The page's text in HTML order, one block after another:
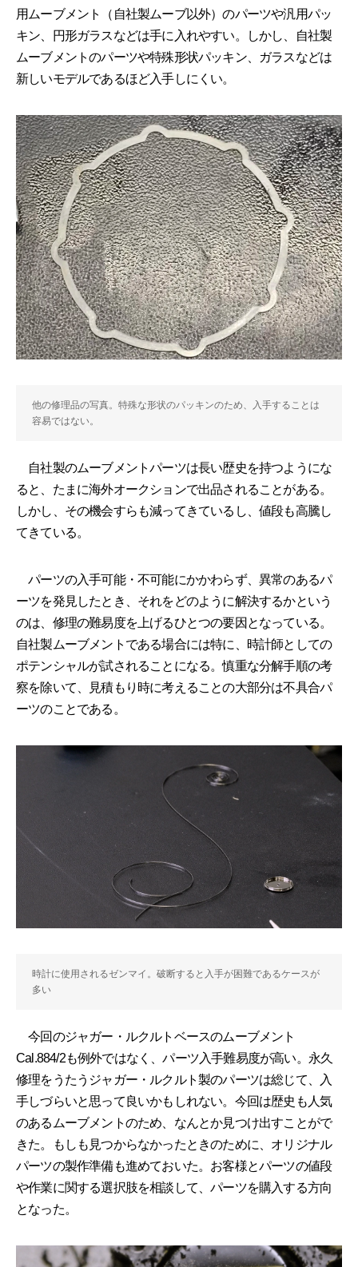
用ムーブメント（自社製ムーブ以外）のパーツや汎用パッ
キン、円形ガラスなどは手に入れやすい。しかし、自社製
ムーブメントのパーツや特殊形状パッキン、ガラスなどは
新しいモデルであるほど入手しにくい。
他の修理品の写真。特殊な形状のパッキンのため、入手することは
容易ではない。
自社製のムーブメントパーツは長い歴史を持つようにな
ると、たまに海外オークションで出品されることがある。
しかし、その機会すらも減ってきているし、値段も高騰し
てきている。
パーツの入手可能・不可能にかかわらず、異常のあるパ
ーツを発見したとき、それをどのように解決するかという
のは、修理の難易度を上げるひとつの要因となっている。
自社製ムーブメントである場合には特に、時計師としての
ポテンシャルが試されることになる。慎重な分解手順の考
察を除いて、見積もり時に考えることの大部分は不具合パ
ーツのことである。
時計に使用されるゼンマイ。破断すると入手が困難であるケースが
多い
今回のジャガー・ルクルトベースのムーブメント
Cal.884/2も例外ではなく、パーツ入手難易度が高い。永久
修理をうたうジャガー・ルクルト製のパーツは総じて、入
手しづらいと思って良いかもしれない。今回は歴史も人気
のあるムーブメントのため、なんとか見つけ出すことがで
きた。もしも見つからなかったときのために、オリジナル
パーツの製作準備も進めておいた。お客様とパーツの値段
や作業に関する選択肢を相談して、パーツを購入する方向
となった。